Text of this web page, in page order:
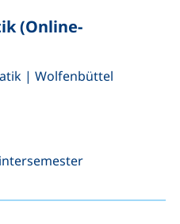
(Online-
| Wolfenbüttel